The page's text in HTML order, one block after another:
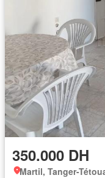
350.000 DH
Martil, Tanger-